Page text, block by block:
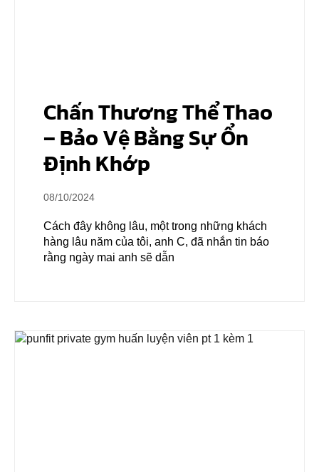
Chấn Thương Thể Thao
– Bảo Vệ Bằng Sự Ổn
Định Khớp
08/10/2024
Cách đây không lâu, một trong những khách
hàng lâu năm của tôi, anh C, đã nhắn tin báo
rằng ngày mai anh sẽ dẫn